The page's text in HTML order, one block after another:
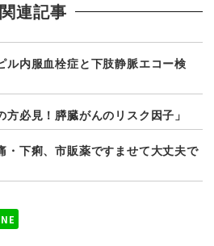
関連記事
ル内服血栓症と下肢静脈エコー検
必見！膵臓がんのリスク因子」
・下痢、市販薬ですませて大丈夫で